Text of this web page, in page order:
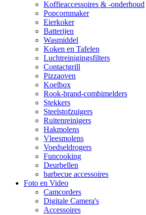
Koffieaccessoires & -onderhoud
Popcornmaker
Eierkoker
Batterijen
Wasmiddel
Koken en Tafelen
Luchtreinigingsfilters
Contactgrill
Pizzaoven
Koelbox
Rook-brand-combimelders
Stekkers
Steelstofzuigers
Ruitenreinigers
Hakmolens
Vleesmolens
Voedseldrogers
Funcooking
Deurbellen
barbecue accessoires
Foto en Video
Camcorders
Digitale Camera's
Accessoires